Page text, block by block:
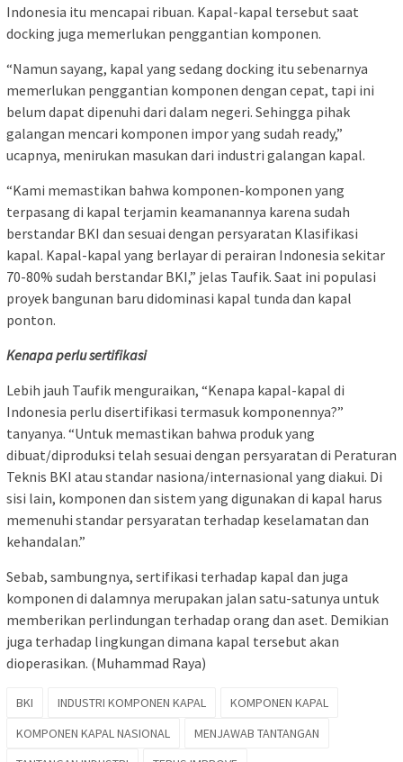
Indonesia itu mencapai ribuan. Kapal-kapal tersebut saat
docking juga memerlukan penggantian komponen.
“Namun sayang, kapal yang sedang docking itu sebenarnya
memerlukan penggantian komponen dengan cepat, tapi ini
belum dapat dipenuhi dari dalam negeri. Sehingga pihak
galangan mencari komponen impor yang sudah ready,”
ucapnya, menirukan masukan dari industri galangan kapal.
“Kami memastikan bahwa komponen-komponen yang
terpasang di kapal terjamin keamanannya karena sudah
berstandar BKI dan sesuai dengan persyaratan Klasifikasi
kapal. Kapal-kapal yang berlayar di perairan Indonesia sekitar
70-80% sudah berstandar BKI,” jelas Taufik. Saat ini populasi
proyek bangunan baru didominasi kapal tunda dan kapal
ponton.
Kenapa perlu sertifikasi
Lebih jauh Taufik menguraikan, “Kenapa kapal-kapal di
Indonesia perlu disertifikasi termasuk komponennya?”
tanyanya. “Untuk memastikan bahwa produk yang
dibuat/diproduksi telah sesuai dengan persyaratan di Peraturan
Teknis BKI atau standar nasiona/internasional yang diakui. Di
sisi lain, komponen dan sistem yang digunakan di kapal harus
memenuhi standar persyaratan terhadap keselamatan dan
kehandalan.”
Sebab, sambungnya, sertifikasi terhadap kapal dan juga
komponen di dalamnya merupakan jalan satu-satunya untuk
memberikan perlindungan terhadap orang dan aset. Demikian
juga terhadap lingkungan dimana kapal tersebut akan
dioperasikan. (Muhammad Raya)
BKI INDUSTRI KOMPONEN KAPAL
KOMPONEN KAPAL
KOMPONEN KAPAL NASIONAL
MENJAWAB TANTANGAN